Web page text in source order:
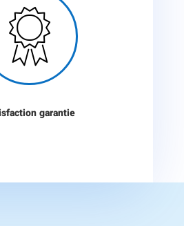

garantie